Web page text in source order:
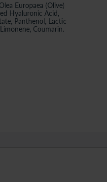
Europaea (Olive)
Hyaluronic Acid,
Panthenol, Lactic
Coumarin.